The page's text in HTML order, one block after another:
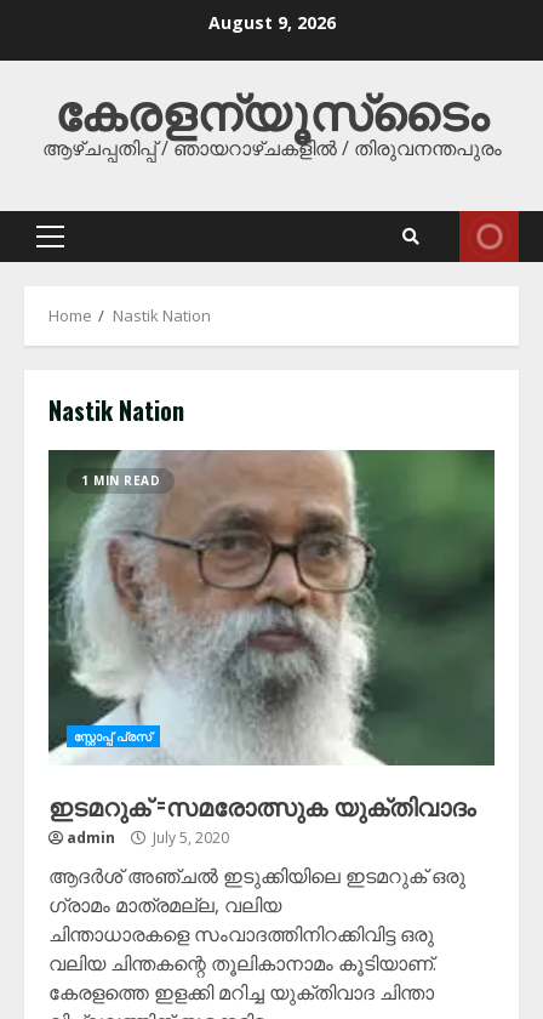
August 9, 2026
കേരളന്യൂസ്‌ടൈം
ആഴ്ചപ്പതിപ്പ് / ഞായറാഴ്ചകളിൽ / തിരുവനന്തപുരം
Primary
Home Nastik Nation
Nastik Nation
1 MIN READ
സ്റ്റോപ്പ്‌ പ്രസ്‌
ഇടമറുക് =സമരോത്സുക യുക്തിവാദം
admin July 5, 2020
ആദർശ് അഞ്ചൽ ഇടുക്കിയിലെ ഇടമറുക് ഒരു
ഗ്രാമം മാത്രമല്ല, വലിയ
ചിന്താധാരകളെ സംവാദത്തിനിറക്കിവിട്ട ഒരു
വലിയ ചിന്തകന്റെ തൂലികാനാമം കൂടിയാണ്.
കേരളത്തെ ഇളക്കി മറിച്ച യുക്തിവാദ ചിന്താ